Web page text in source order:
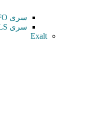
سری ALFO
سری ALS
Exalt